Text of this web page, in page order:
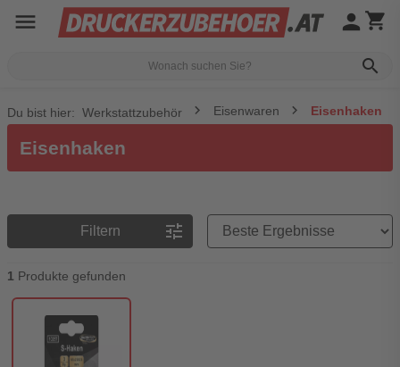
menu
search
person shopping_cart
Du bist hier: Werkstattzubehör Eisenwaren Eisenhaken
Eisenhaken
Filtern tune
Preisreihenfolge
1 Produkte gefunden